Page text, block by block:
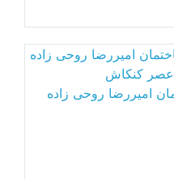
امیررضا روحی زاده